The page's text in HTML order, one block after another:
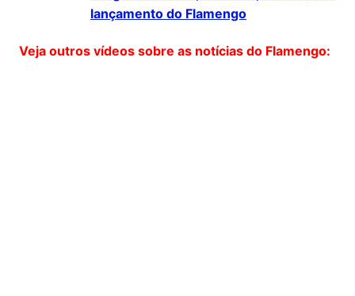
lançamento do Flamengo
Veja outros vídeos sobre as notícias do Flamengo: